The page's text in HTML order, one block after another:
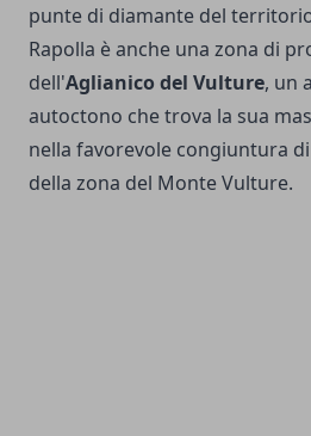
punte di diamante del
Rapolla è anche una zona di
dell'Aglianico del Vulture, un
autoctono che trova la sua
nella favorevole congiuntura
della zona del Monte Vulture.